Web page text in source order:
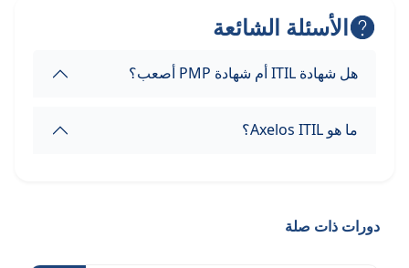
الأسئلة الشائعة
هل شهادة ITIL أم شهادة PMP أصعب؟
ما هو Axelos ITIL؟
دورات ذات صلة